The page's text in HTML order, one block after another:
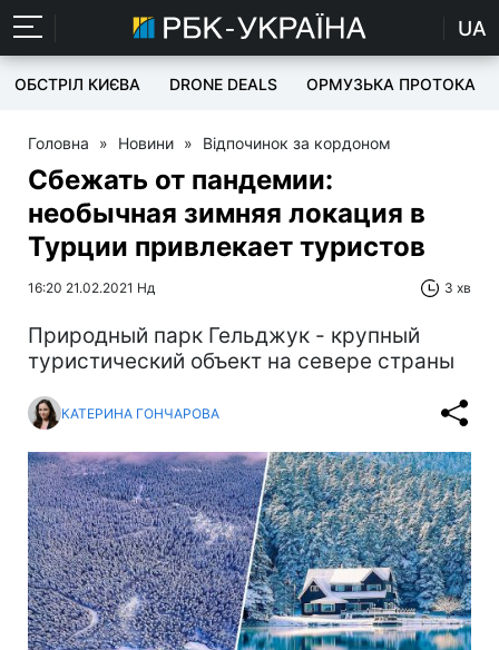
UA
ОБСТРІЛ КИЄВА DRONE DEALS ОРМУЗЬКА ПРОТОКА
Головна » Новини » Відпочинок за кордоном
Сбежать от пандемии:
необычная зимняя локация в
Турции привлекает туристов
16:20 21.02.2021 Нд 3 хв
Природный парк Гельджук - крупный
туристический объект на севере страны
КАТЕРИНА ГОНЧАРОВА